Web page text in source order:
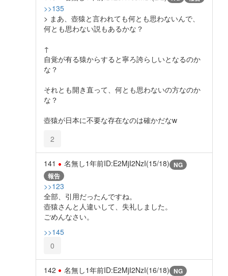
>>135
> まあ、壺猿と言われても何とも思わないんで、
何とも思わない説もあるかな？
↑
自覚が有る猿からすると寧ろ誇らしいとなるのか
な？
それとも開き直って、何とも思わないの方なのか
な？
壺猿が日本に不要な存在なのは確かだなw
2
141 名無し1年前ID:E2MjI2NzI(15/18) NG
報告
>>123
全部、引用だったんですね。
壺猿さんと人違いして、失礼しました。
ごめんなさい。
>>145
0
142 名無し1年前ID:E2MjI2NzI(16/18) NG